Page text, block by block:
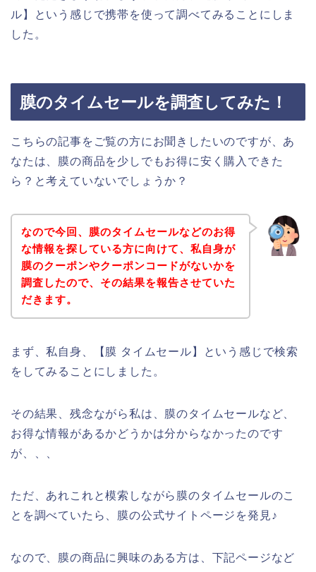
ル】という感じで携帯を使って調べてみることにしま
した。
膜のタイムセールを調査してみた！
こちらの記事をご覧の方にお聞きしたいのですが、あ
なたは、膜の商品を少しでもお得に安く購入できた
ら？と考えていないでしょうか？
なので今回、膜のタイムセールなどのお得
な情報を探している方に向けて、私自身が
膜のクーポンやクーポンコードがないかを
調査したので、その結果を報告させていた
だきます。
まず、私自身、【膜 タイムセール】という感じで検索
をしてみることにしました。
その結果、残念ながら私は、膜のタイムセールなど、
お得な情報があるかどうかは分からなかったのです
が、、、
ただ、あれこれと模索しながら膜のタイムセールのこ
とを調べていたら、膜の公式サイトページを発見♪
なので、膜の商品に興味のある方は、下記ページなど